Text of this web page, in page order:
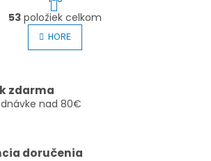
O
v
l
á
i
r
v
r
á
n
k
n
i
53 položiek celkom
HORE
zdarma
nad 80€
doručenia